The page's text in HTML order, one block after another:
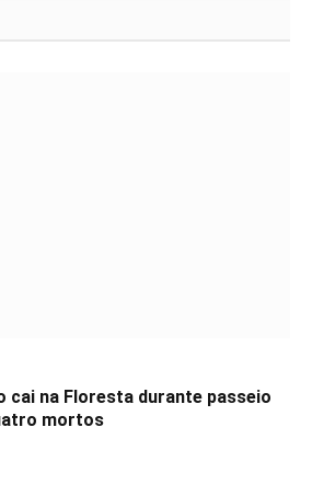
cai na Floresta durante passeio
mortos